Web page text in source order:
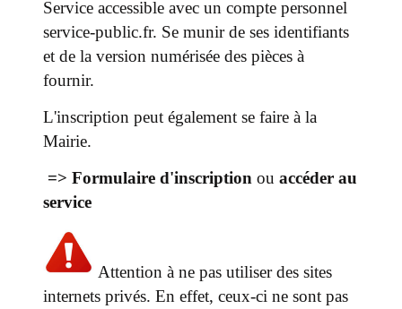
Service accessible avec un compte personnel
service-public.fr. Se munir de ses identifiants
et de la version numérisée des pièces à
fournir.
L'inscription peut également se faire à la
Mairie.
=> Formulaire d'inscription ou accéder au
service
Attention à ne pas utiliser des sites
internets privés. En effet, ceux-ci ne sont pas